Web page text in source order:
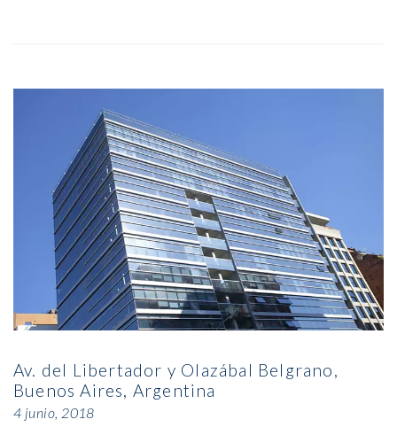
Av. del Libertador y Olazábal Belgrano,
Buenos Aires, Argentina
4 junio, 2018